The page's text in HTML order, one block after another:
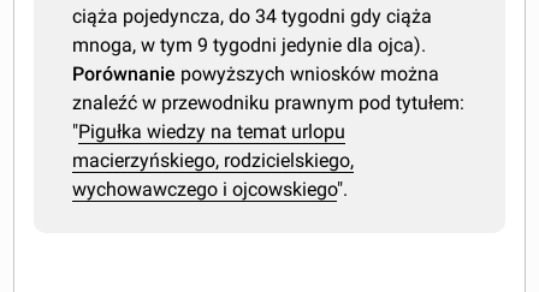
ciąża pojedyncza, do 34 tygodni gdy ciąża
mnoga, w tym 9 tygodni jedynie dla ojca).
Porównanie powyższych wniosków można
znaleźć w przewodniku prawnym pod tytułem:
"Pigułka wiedzy na temat urlopu
macierzyńskiego, rodzicielskiego,
wychowawczego i ojcowskiego".